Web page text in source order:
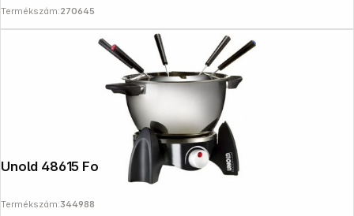
Termékszám:270645
Unold 48615 Fondue Set
Termékszám:344988